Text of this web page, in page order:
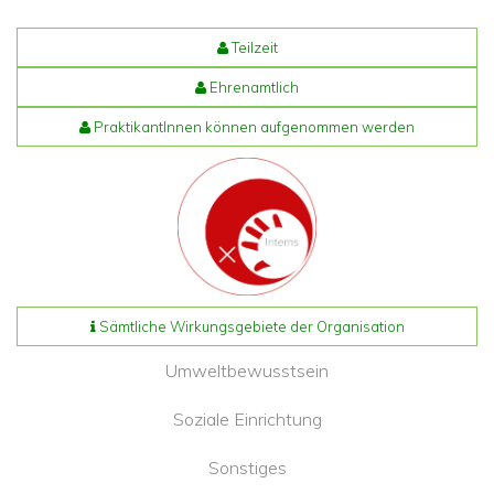
Teilzeit
Ehrenamtlich
PraktikantInnen können aufgenommen werden
Sämtliche Wirkungsgebiete der Organisation
Umweltbewusstsein
Soziale Einrichtung
Sonstiges